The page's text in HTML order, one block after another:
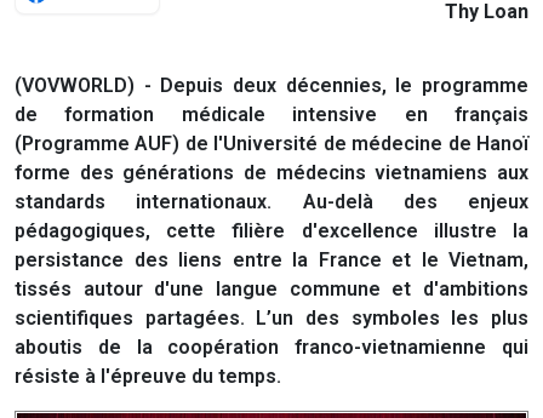
Thy Loan
(VOVWORLD) - Depuis deux décennies, le programme
de formation médicale intensive en français
(Programme AUF) de l'Université de médecine de Hanoï
forme des générations de médecins vietnamiens aux
standards internationaux. Au-delà des enjeux
pédagogiques, cette filière d'excellence illustre la
persistance des liens entre la France et le Vietnam,
tissés autour d'une langue commune et d'ambitions
scientifiques partagées. L’un des symboles les plus
aboutis de la coopération franco-vietnamienne qui
résiste à l'épreuve du temps.